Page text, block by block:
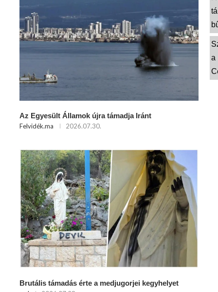
Az Egyesült Államok újra támadja Iránt
Felvidék.ma 2026.07.30.
Brutális támadás érte a medjugorjei kegyhelyet
a